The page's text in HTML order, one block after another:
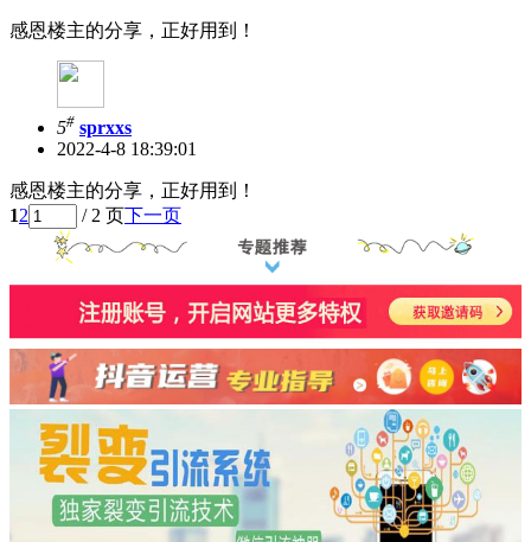
感恩楼主的分享，正好用到！
5# sprxxs
2022-4-8 18:39:01
感恩楼主的分享，正好用到！
12 / 2 页下一页